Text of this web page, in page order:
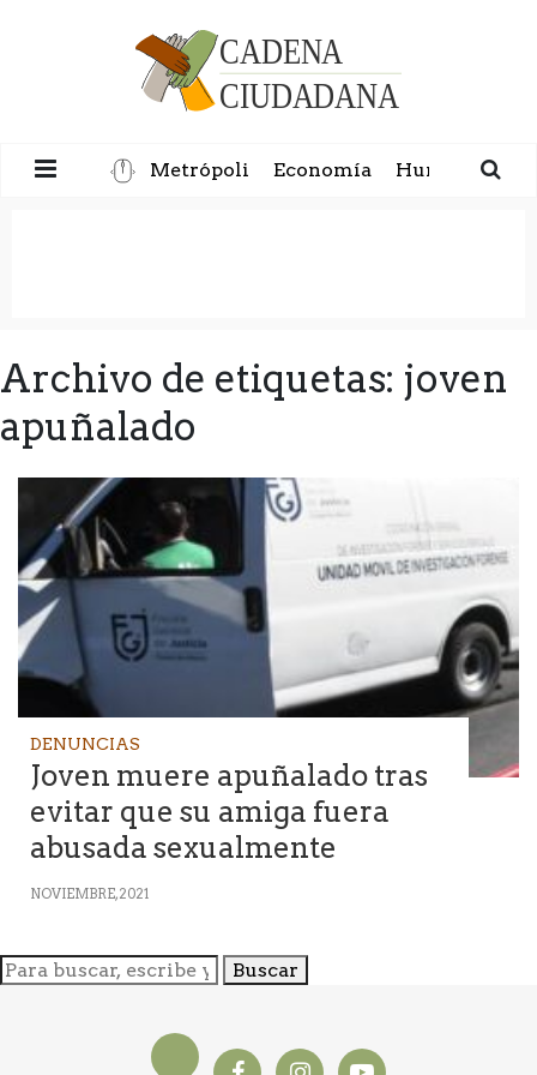
Metrópoli Economía Humanidad
Archivo de etiquetas: joven
apuñalado
DENUNCIAS
Joven muere apuñalado tras
evitar que su amiga fuera
abusada sexualmente
NOVIEMBRE, 2021
Buscar